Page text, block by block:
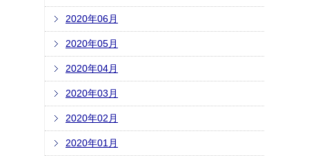
2020年06月
2020年05月
2020年04月
2020年03月
2020年02月
2020年01月